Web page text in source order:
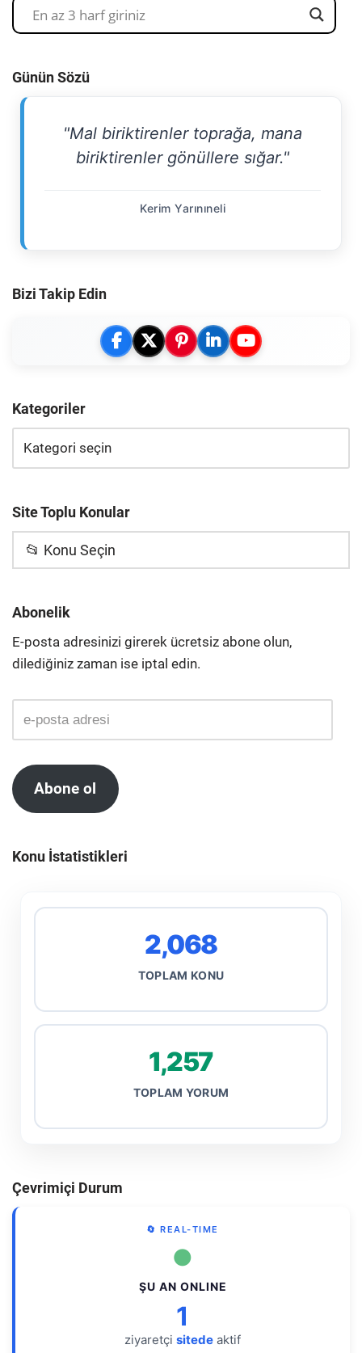
Günün Sözü
"Mal biriktirenler toprağa, mana
biriktirenler gönüllere sığar."
Kerim Yarınıneli
Bizi Takip Edin
Kategoriler
Site Toplu Konular
📂 Konu Seçin
Abonelik
E-posta adresinizi girerek ücretsiz abone olun,
dilediğiniz zaman ise iptal edin.
Abone ol
Konu İstatistikleri
2,068
TOPLAM KONU
1,257
TOPLAM YORUM
Çevrimiçi Durum
🔄 REAL-TIME
●
ŞU AN ONLINE
1
ziyaretçi sitede aktif